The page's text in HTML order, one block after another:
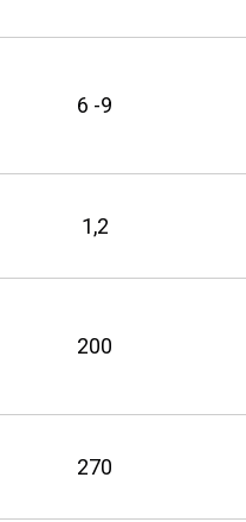
6 -9
1,2
200
270